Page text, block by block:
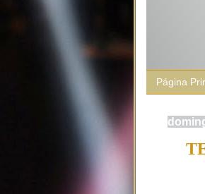
Página